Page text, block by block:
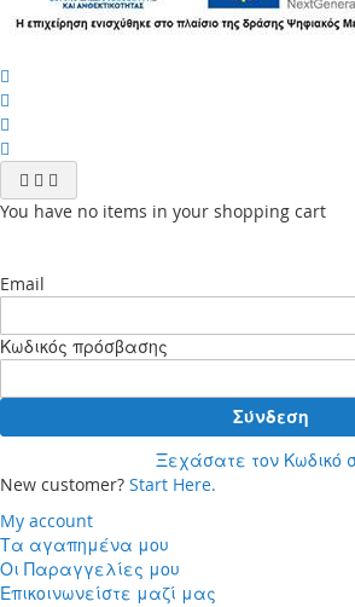
You have no items in your shopping cart
Email
Κωδικός πρόσβασης
Σύνδεση
Ξεχάσατε τον Κωδικό
New customer? Start Here.
My account
Τα αγαπημένα μου
Οι Παραγγελίες μου
Επικοινωνείστε μαζί μας